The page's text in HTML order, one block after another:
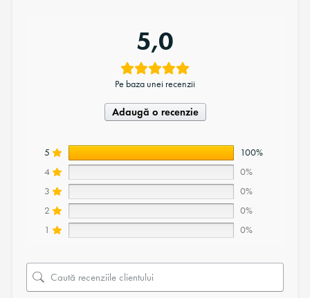
5,0
Pe baza unei recenzii
Adaugă o recenzie
5
100%
4
0%
3
0%
2
0%
1
0%